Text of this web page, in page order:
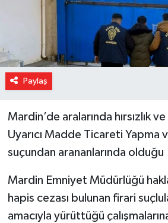
Paylaş
Mardin’de aralarında hırsızlık
Uyarıcı Madde Ticareti Yapma
suçundan arananlarında olduğu
Mardin Emniyet Müdürlüğü
hapis cezası bulunan firari
amacıyla yürüttüğü